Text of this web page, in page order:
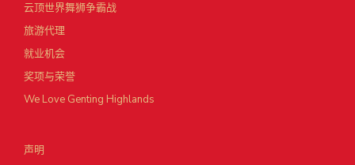
云顶世界舞狮争霸战
旅游代理
就业机会
奖项与荣誉
We Love Genting Highlands
声明